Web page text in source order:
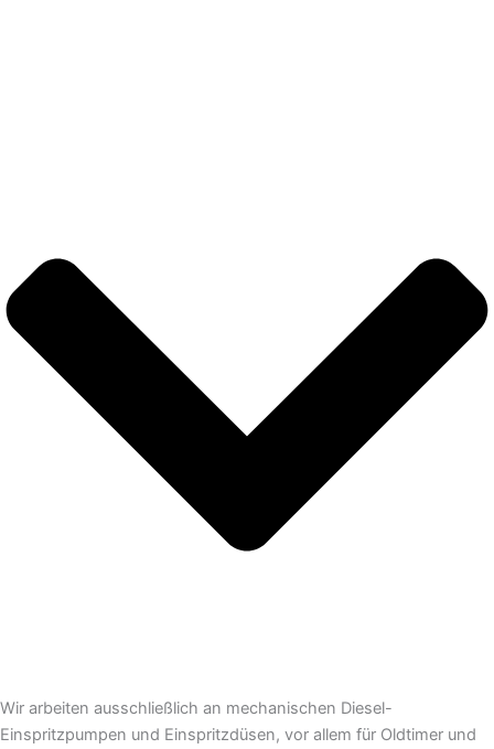
Wir arbeiten ausschließlich an mechanischen Diesel-
Einspritzpumpen und Einspritzdüsen, vor allem für Oldtimer und